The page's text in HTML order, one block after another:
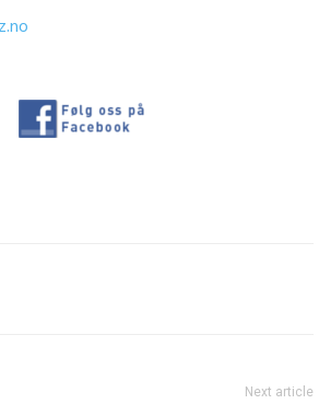
Next article